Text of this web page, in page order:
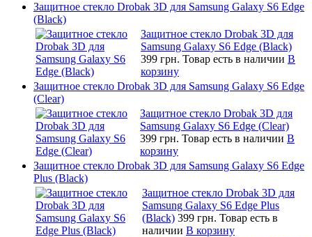
Защитное стекло Drobak 3D для Samsung Galaxy S6 Edge
(Black)
Защитное стекло Drobak 3D для
Samsung Galaxy S6 Edge (Black)
399 грн. Товар есть в наличии В
корзину
Защитное стекло Drobak 3D для Samsung Galaxy S6 Edge
(Clear)
Защитное стекло Drobak 3D для
Samsung Galaxy S6 Edge (Clear)
399 грн. Товар есть в наличии В
корзину
Защитное стекло Drobak 3D для Samsung Galaxy S6 Edge
Plus (Black)
Защитное стекло Drobak 3D для
Samsung Galaxy S6 Edge Plus
(Black) 399 грн. Товар есть в
наличии В корзину